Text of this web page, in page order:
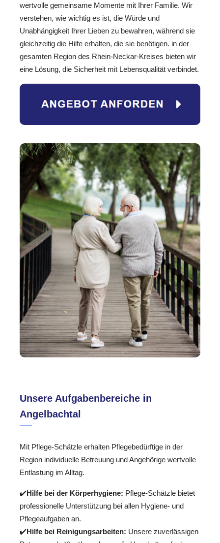
wertvolle gemeinsame Momente mit Ihrer Familie. Wir
verstehen, wie wichtig es ist, die Würde und
Unabhängigkeit Ihrer Lieben zu bewahren, während sie
gleichzeitig die Hilfe erhalten, die sie benötigen. in der
gesamten Region des Rhein-Neckar-Kreises bieten wir
eine Lösung, die Sicherheit mit Lebensqualität verbindet.
Unsere Aufgabenbereiche in
Angelbachtal
Mit Pflege-Schätzle erhalten Pflegebedürftige in der
Region individuelle Betreuung und Angehörige wertvolle
Entlastung im Alltag.
✔️Hilfe bei der Körperhygiene: Pflege-Schätzle bietet
professionelle Unterstützung bei allen Hygiene- und
Pflegeaufgaben an.
✔️Hilfe bei Reinigungsarbeiten: Unsere zuverlässigen